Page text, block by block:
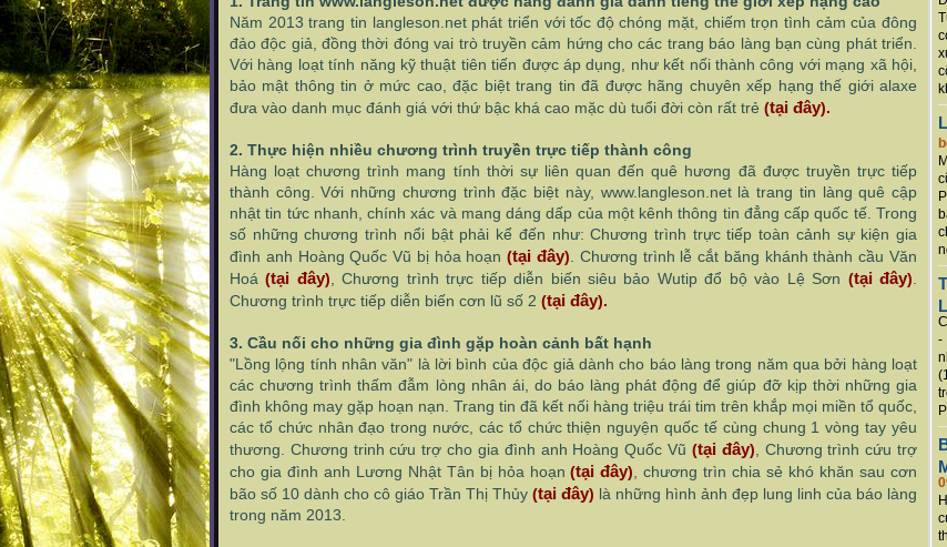
Năm 2013 trang tin langleson.net phát triển với tốc độ chóng mặt, chiếm trọn tình cảm của đông
đảo độc giả, đồng thời đóng vai trò truyền cảm hứng cho các trang báo làng bạn cùng phát triển.
Với hàng loạt tính năng kỹ thuật tiên tiến được áp dụng, như kết nối thành công với mạng xã hội,
bảo mật thông tin ở mức cao, đặc biệt trang tin đã được hãng chuyên xếp hạng thế giới alaxe
đưa vào danh mục đánh giá với thứ bậc khá cao mặc dù tuổi đời còn rất trẻ (tại đây).
2. Thực hiện nhiều chương trình truyền trực tiếp thành công
Hàng loạt chương trình mang tính thời sự liên quan đến quê hương đã được truyền trực tiếp
thành công. Với những chương trình đặc biệt này, www.langleson.net là trang tin làng quê cập
nhật tin tức nhanh, chính xác và mang dáng dấp của một kênh thông tin đẳng cấp quốc tế. Trong
số những chương trình nổi bật phải kể đến như: Chương trình trực tiếp toàn cảnh sự kiện gia
đình anh Hoàng Quốc Vũ bị hỏa hoạn (tại đây) . Chương trình lễ cắt băng khánh thành cầu Văn
Hoá (tại đây) , Chương trình trực tiếp diễn biến siêu bảo Wutip đổ bộ vào Lệ Sơn (tại đây)
Chương trình trực tiếp diễn biến cơn lũ số 2 (tại đây).
3. Cầu nối cho những gia đình gặp hoàn cảnh bất hạnh
"Lồng lộng tính nhân văn" là lời bình của độc giả dành cho báo làng trong năm qua bởi hàng loạt
các chương trình thấm đẫm lòng nhân ái, do báo làng phát động để giúp đỡ kịp thời những gia
đình không may gặp hoạn nạn. Trang tin đã kết nối hàng triệu trái tim trên khắp mọi miền tổ quốc,
các tổ chức nhân đạo trong nước, các tổ chức thiện nguyện quốc tế cùng chung 1 vòng tay yêu
thương. Chương trinh cứu trợ cho gia đình anh Hoàng Quốc Vũ (tại đây) , Chương trình cứu trợ
cho gia đình anh Lương Nhật Tân bị hỏa hoạn (tại đây) , chương trìn chia sẻ khó khăn sau cơn
bão số 10 dành cho cô giáo Trần Thị Thủy (tại đây) là những hình ảnh đẹp lung linh của báo làng
trong năm 2013.
-